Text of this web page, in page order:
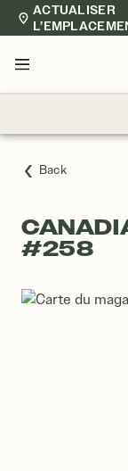
ACTUALISER
Menu
Back
#258